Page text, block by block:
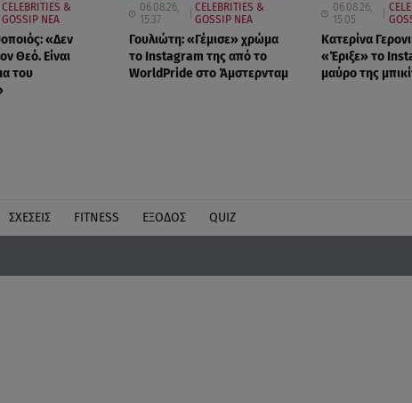
CELEBRITIES &
GOSSIP ΝΕΑ
«Δεν
Θεό. Είναι
του
06.08.26,
15:37
CELEBRITIES &
GOSSIP ΝΕΑ
Γουλιώτη: «Γέμισε» χρώμα
το Instagram της από το
WorldPride στο Άμστερνταμ
06.08.26,
15:05
Κατερίνα
«Έριξε» το
μαύρο της
ΣΧΕΣΕΙΣ FITNESS ΕΞΟΔΟΣ QUIZ